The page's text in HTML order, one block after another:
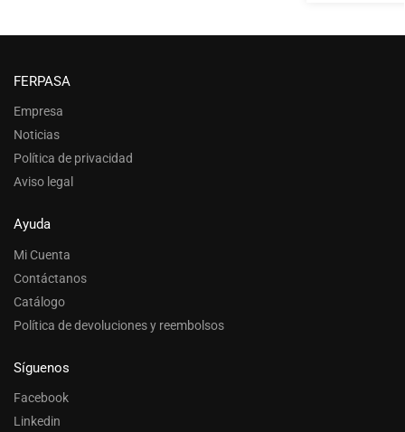
FERPASA
Empresa
Noticias
Política de privacidad
Aviso legal
Ayuda
Mi Cuenta
Contáctanos
Catálogo
Política de devoluciones y reembolsos
Síguenos
Facebook
Linkedin